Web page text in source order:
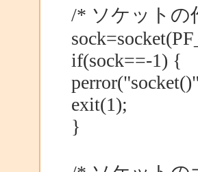
/* ソケットの
if(sock==-1) {
exit(1);
}